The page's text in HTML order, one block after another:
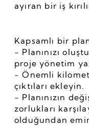
ayıran bir iş
Kapsamlı bir
- Planınızı
proje yönetim
- Önemli
çıktıları ekleyin.
- Planınızın
zorlukları
olduğundan